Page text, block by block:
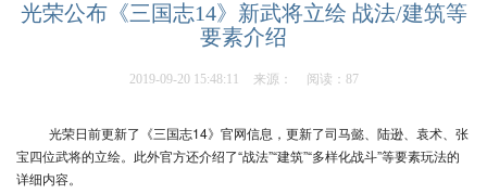
光荣公布《三国志14》新武将立绘 战法/建筑等
要素介绍
2019-09-20 15:48:11 来源： 阅读：87
光荣日前更新了《三国志14》官网信息，更新了司马懿、陆逊、袁术、张
宝四位武将的立绘。此外官方还介绍了“战法”“建筑”“多样化战斗”等要素玩法的
详细内容。